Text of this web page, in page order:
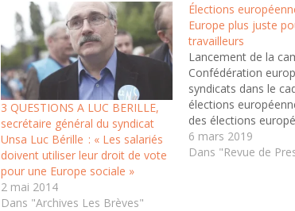
3 QUESTIONS A LUC BERILLE,
secrétaire général du syndicat
Unsa Luc Bérille : « Les salariés
doivent utiliser leur droit de vote
pour une Europe sociale »
2 mai 2014
Dans "Archives Les Brèves"
Élections
Europe plus juste
travailleurs
Lancement de la
Confédération
syndicats dans le
élections
des élections
mois de mai sera
pour l’orientation
6 mars 2019
Dans "Revue de